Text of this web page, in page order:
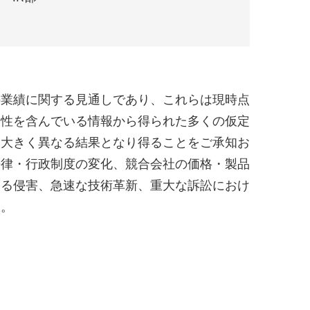
績に関する見通しであり、これらは現時点
を含んでいる情報から得られた多くの仮定
きく異なる結果となり得ることをご承知お
・行政制度の変化、競合会社の価格・製品
侵害、急速な技術革新、重大な訴訟におけ